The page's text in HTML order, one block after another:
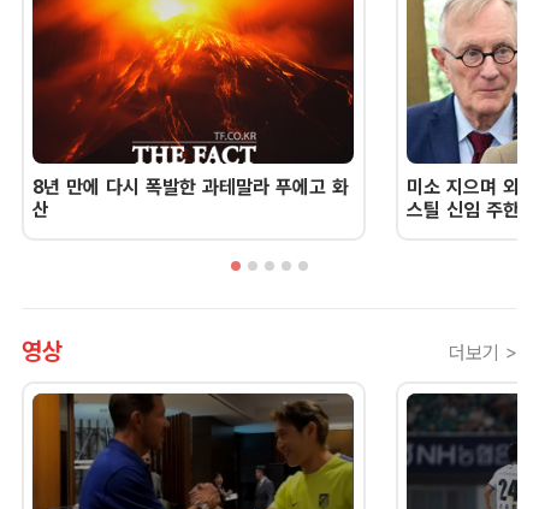
8년 만에 다시 폭발한 과테말라 푸에고 화
산
미소 지으며 외
스틸 신임 주한
영상 더보기 >